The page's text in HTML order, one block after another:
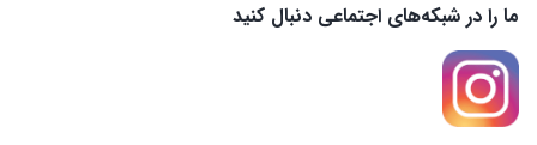
ما را در شبکه‌های اجتماعی دنبال کنید